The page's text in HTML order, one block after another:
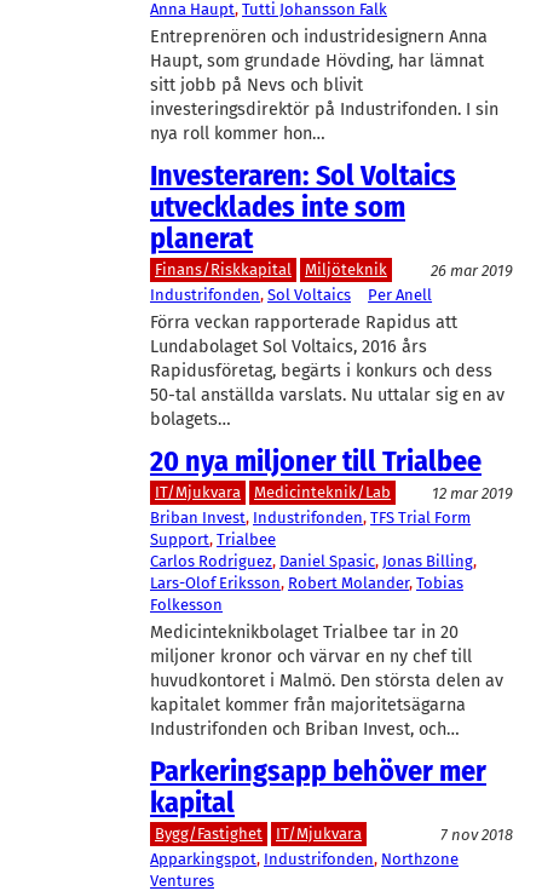
Anna Haupt, Tutti Johansson Falk
Entreprenören och industridesignern Anna
Haupt, som grundade Hövding, har lämnat
sitt jobb på Nevs och blivit
investeringsdirektör på Industrifonden. I sin
nya roll kommer hon…
Investeraren: Sol Voltaics
utvecklades inte som
planerat
Finans/Riskkapital Miljöteknik
26 mar 2019
Industrifonden, Sol Voltaics Per Anell
Förra veckan rapporterade Rapidus att
Lundabolaget Sol Voltaics, 2016 års
Rapidusföretag, begärts i konkurs och dess
50-tal anställda varslats. Nu uttalar sig en av
bolagets…
20 nya miljoner till Trialbee
IT/Mjukvara Medicinteknik/Lab
12 mar 2019
Briban Invest, Industrifonden, TFS Trial Form
Support, Trialbee
Carlos Rodriguez, Daniel Spasic, Jonas Billing
Lars-Olof Eriksson, Robert Molander, Tobias
Folkesson
Medicinteknikbolaget Trialbee tar in 20
miljoner kronor och värvar en ny chef till
huvudkontoret i Malmö. Den största delen av
kapitalet kommer från majoritetsägarna
Industrifonden och Briban Invest, och…
Parkeringsapp behöver mer
kapital
Bygg/Fastighet IT/Mjukvara
7 nov 2018
Apparkingspot, Industrifonden, Northzone
Ventures